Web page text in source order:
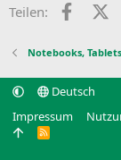
Teilen:
Notebooks,
Deutsch
Impressum
R